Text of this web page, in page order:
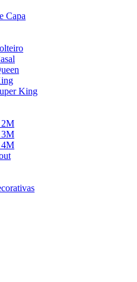
Capa
King
2M
3M
4M